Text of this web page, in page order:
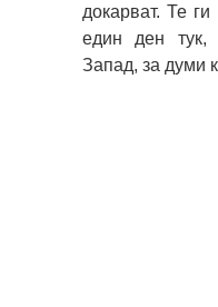
докарват. Те
един ден тук,
Запад, за думи